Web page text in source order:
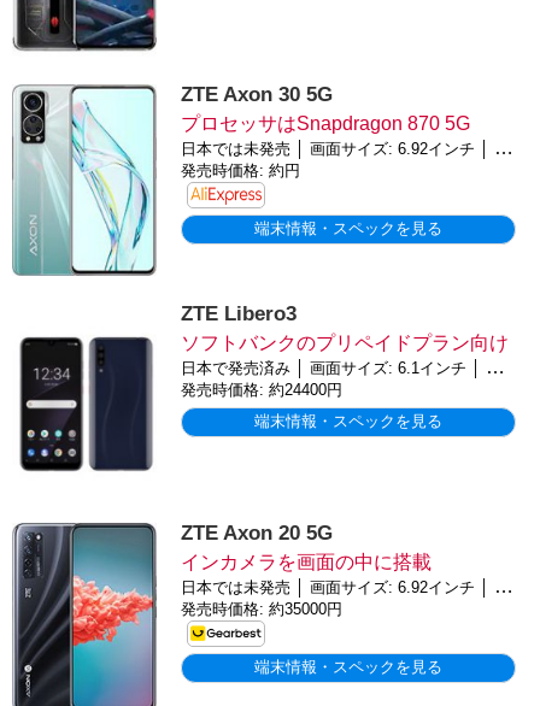
ZTE Axon 30 5G
プロセッサはSnapdragon 870 5G
日本では未発売 │ 画面サイズ: 6.92インチ │ バッテリー: 4200mAh │ OS: Android 11, MyOS 11
発売時価格: 約円
端末情報・スペックを見る
ZTE Libero3
ソフトバンクのプリペイドプラン向け
日本で発売済み │ 画面サイズ: 6.1インチ │ バッテリー: 3900mAh │ OS: Android 10
発売時価格: 約24400円
端末情報・スペックを見る
ZTE Axon 20 5G
インカメラを画面の中に搭載
日本では未発売 │ 画面サイズ: 6.92インチ │ バッテリー: 4220mAh │ OS: Android 10
発売時価格: 約35000円
端末情報・スペックを見る